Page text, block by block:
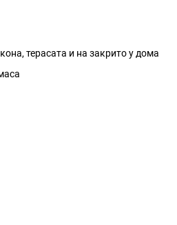
терасата и на закрито у дома